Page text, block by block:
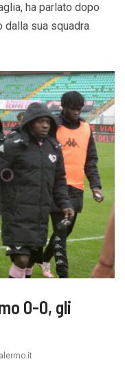
ha parlato dopo
dalla sua squadra
0-0, gli